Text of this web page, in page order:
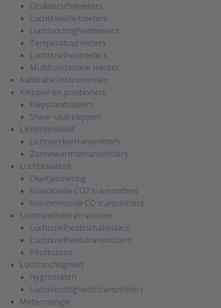
Drukverschilmeters
Luchtkwaliteitmeters
Luchtvochtigheidmeters
Temperatuurmeters
Luchtsnelheidmeters
Multifunctionele meters
Kalibratie Instrumenten
Kleppen en positioners
Klepstandstellers
Shear-seal kleppen
Lichtintensiteit
Lichtsterktetransmitters
Zonnewarmtetransmitters
Luchtkwaliteit
Deeltjesmeting
Kooldioxide CO2 transmitters
Koolmonoxide CO transmitters
Luchtsnelheid en volume
Luchtsnelheidsschakelaars
Luchtsnelheidstransmitters
Pitotbuizen
Luchtvochtigheid
Hygrostaten
Luchtvochtigheidstransmitters
Meteorologie